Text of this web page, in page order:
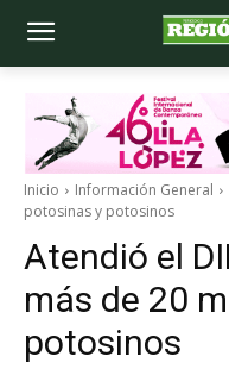
Inicio Información General
potosinas y potosinos
Atendió el
más de 20
potosinos